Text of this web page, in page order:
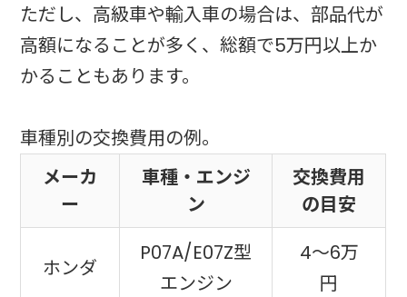
ただし、高級車や輸入車の場合は、部品代が
高額になることが多く、総額で5万円以上か
かることもあります。
車種別の交換費用の例。
メーカ
ー
車種・エンジ
ン
交換費用
の目安
ホンダ
P07A/E07Z型
エンジン
4〜6万
円